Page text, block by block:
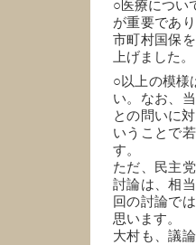
○医療につい
が重要であ
市町村国保
上げました。
○以上の模様
い。なお、
との問いに
いうことで
す。
ただ、民主
討論は、相
回の討論で
思います。
大村も、議